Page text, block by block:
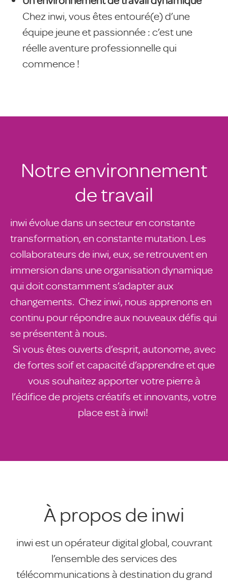
Chez inwi, vous êtes entouré(e) d’une
équipe jeune et passionnée : c’est une
réelle aventure professionnelle qui
commence !
Notre environnement
de travail
inwi évolue dans un secteur en constante
transformation, en constante mutation. Les
collaborateurs de inwi, eux, se retrouvent en
immersion dans une organisation dynamique
qui doit constamment s’adapter aux
changements. Chez inwi, nous apprenons en
continu pour répondre aux nouveaux défis qui
se présentent à nous.
Si vous êtes ouverts d’esprit, autonome, avec
de fortes soif et capacité d’apprendre et que
vous souhaitez apporter votre pierre à
l’édifice de projets créatifs et innovants, votre
place est à inwi!
À propos de inwi
inwi est un opérateur digital global, couvrant
l’ensemble des services des
télécommunications à destination du grand